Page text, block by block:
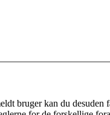
bruger kan du desuden